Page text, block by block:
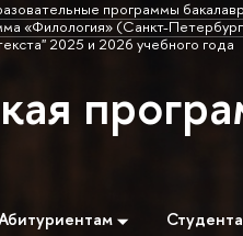
программы
«Филология» (Санкт-
2025 и 2026 учебного года